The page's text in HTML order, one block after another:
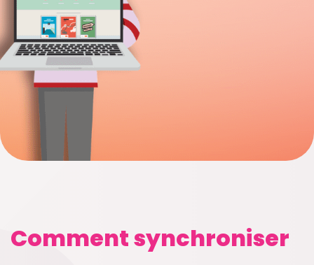
Comment synchroniser